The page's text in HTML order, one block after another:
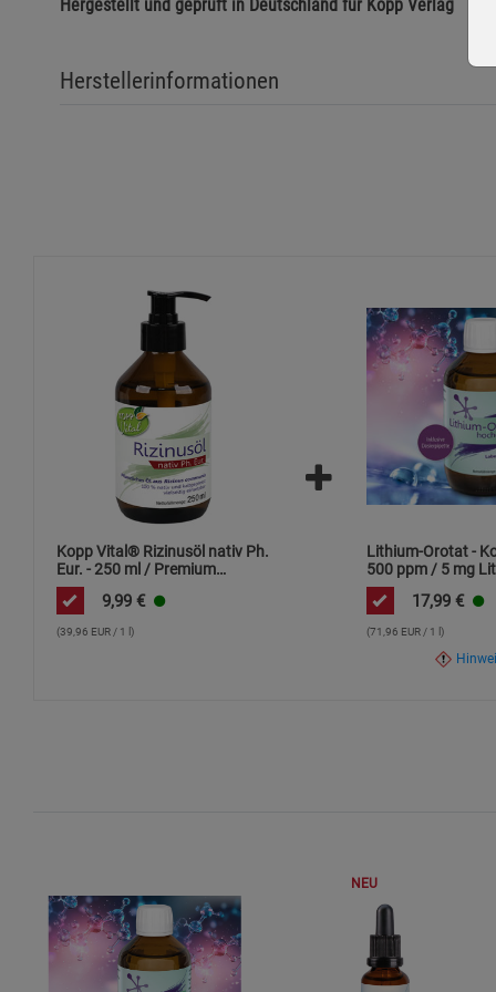
Hergestellt und geprüft in Deutschland für Kopp Verlag
Herstellerinformationen
Kopp Vital® Rizinusöl nativ Ph.
Eur. - 250 ml / Premium
Qualität / kaltgepresst / frei
von Alkaloiden
9,99 €
(39,96 EUR / 1 l)
Lithium-Orotat -
500 ppm / 5 mg
ml / hochdosiert
17,99 €
(71,96 EUR / 1 l)
NEU